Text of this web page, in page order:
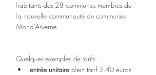
habitants des 28 communes membres de
la nouvelle communauté de communes
Mond’Arverne.
Quelques exemples de tarifs :
entrée unitaire plein tarif 3.40 euros